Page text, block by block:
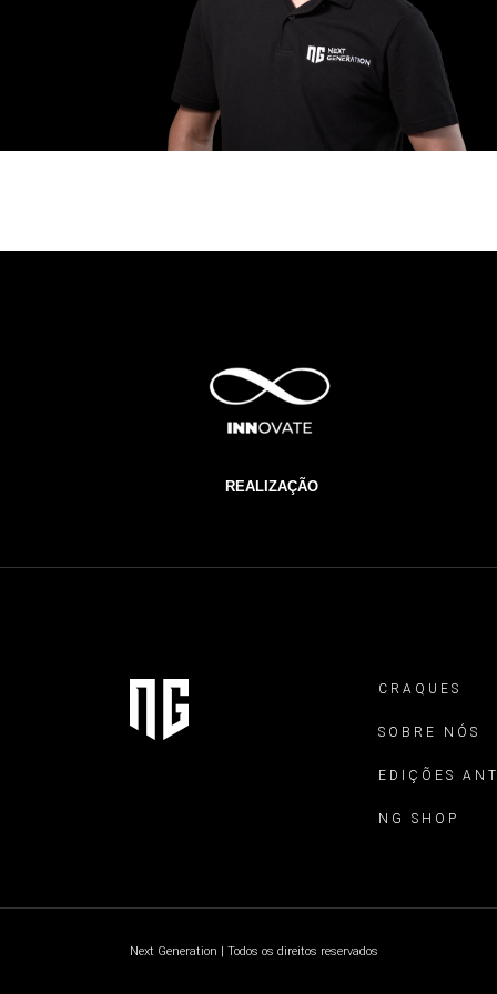
REALIZAÇÃO
CRAQUES
SOBRE NÓS
EDIÇÕES
NG SHOP
Next Generation | Todos os direitos reservados